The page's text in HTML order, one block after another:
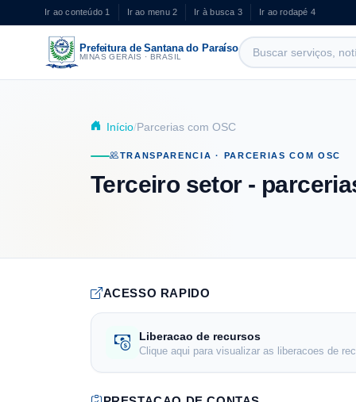
Pular para o conteúdo principal
Ir ao conteúdo 1 Ir ao menu 2 Ir à busca 3 Ir ao rodapé 4
Prefeitura de Santana do Paraíso
MINAS GERAIS · BRASIL
Início Parcerias com OSC
TRANSPARENCIA · PARCERIAS COM OSC
Terceiro setor -
ACESSO RAPIDO
Liberacao de recursos
Clique aqui para visualizar as liberacoes de